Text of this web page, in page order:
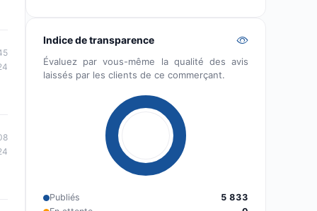
Indice de transparence
Évaluez par vous-même la qualité des avis
laissés par les clients de ce commerçant.
Publiés
5 833